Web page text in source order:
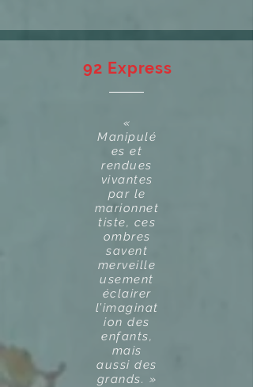
92 Express
«
Manipulé
es et
rendues
vivantes
par le
marionnet
tiste, ces
ombres
savent
merveille
usement
éclairer
l’imaginat
ion des
enfants,
mais
aussi des
grands. »